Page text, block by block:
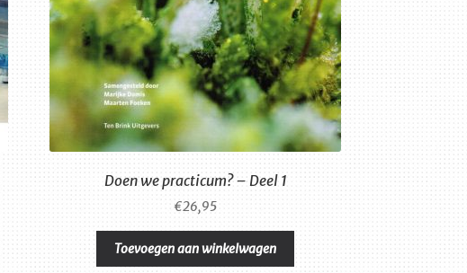
Doen we practicum? – Deel 1
€26,95
Toevoegen aan winkelwagen